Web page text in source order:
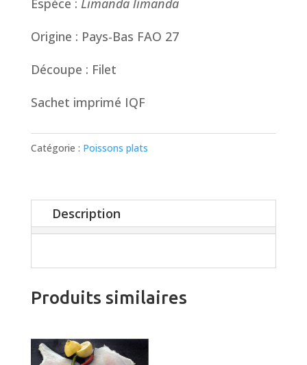
Espèce : Limanda limanda
Origine : Pays-Bas FAO 27
Découpe : Filet
Sachet imprimé IQF
Catégorie : Poissons plats
Description
Produits similaires